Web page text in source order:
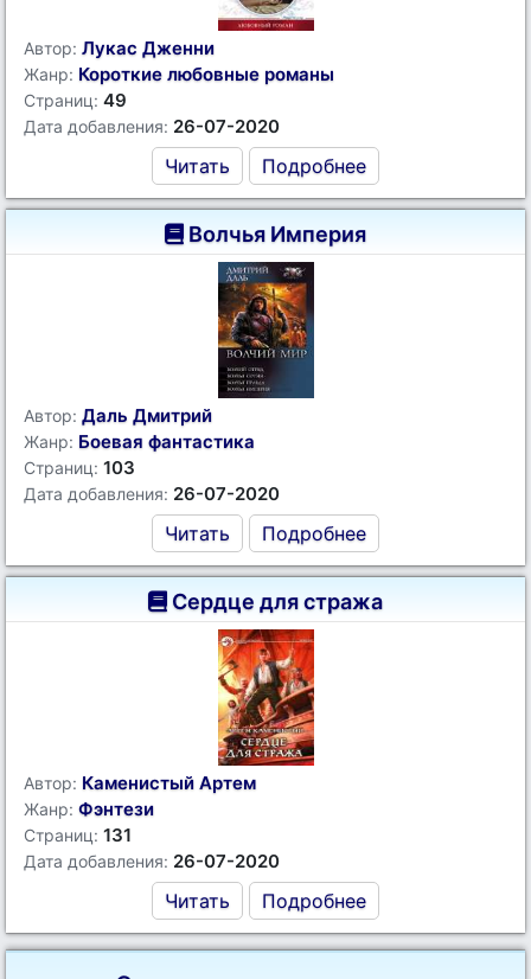
Автор: Лукас Дженни
Жанр: Короткие любовные романы
Страниц: 49
Дата добавления: 26-07-2020
Читать Подробнее
Волчья Империя
Автор: Даль Дмитрий
Жанр: Боевая фантастика
Страниц: 103
Дата добавления: 26-07-2020
Читать Подробнее
Сердце для стража
Автор: Каменистый Артем
Жанр: Фэнтези
Страниц: 131
Дата добавления: 26-07-2020
Читать Подробнее